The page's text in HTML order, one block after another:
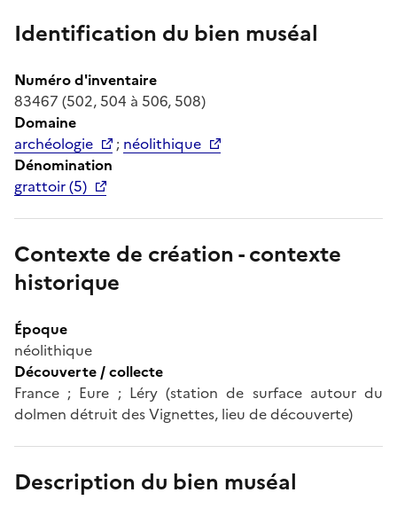
Identification du bien muséal
Numéro d'inventaire
83467 (502, 504 à 506, 508)
Domaine
archéologie
; néolithique
Dénomination
grattoir (5)
Contexte de création - contexte
historique
Époque
néolithique
Découverte / collecte
France ; Eure ; Léry (station de surface autour du
dolmen détruit des Vignettes, lieu de découverte)
Description du bien muséal